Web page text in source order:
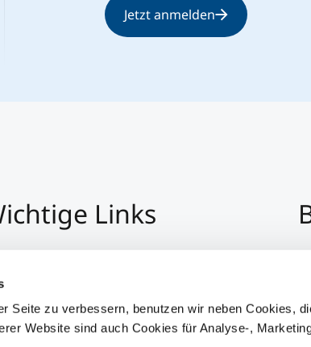
Seite zu verbessern, benutzen wir neben Cookies,
Website sind auch Cookies für Analyse-,
Jetzt anmelden
Links